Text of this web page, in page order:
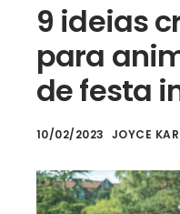
Começar agora
9 ideias
para
de festa
10/02/2023 JOYCE